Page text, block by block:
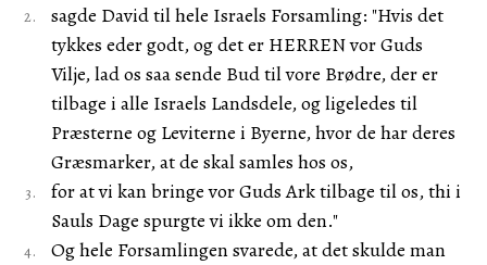
sagde David til hele Israels Forsamling: "Hvis det
tykkes eder godt, og det er HERREN vor Guds
Vilje, lad os saa sende Bud til vore Brødre, der er
tilbage i alle Israels Landsdele, og ligeledes til
Præsterne og Leviterne i Byerne, hvor de har deres
Græsmarker, at de skal samles hos os,
for at vi kan bringe vor Guds Ark tilbage til os, thi i
Sauls Dage spurgte vi ikke om den."
Og hele Forsamlingen svarede, at det skulde man